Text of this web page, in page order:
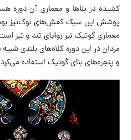
کشیده در بناها و معماری آن دوره
پوشش این سبک کفش‌های نوک‌تیز
معماری گوتیک نیز زوایای تند و تیز
مردان در این دوره کلاه‌های بلندی
و پنجره‌های بنای گوتیک استفاده